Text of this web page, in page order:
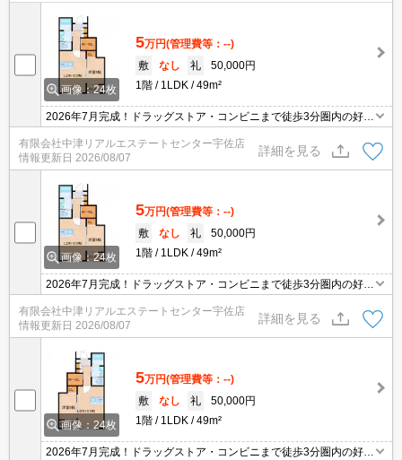
画像：24枚
5万円(管理費等：--)
敷
なし 礼
50,000円
1階
1LDK 49m²
2026年7月完成！ドラッグストア・コンビニまで徒歩3分圏内の好立
地！人気の対面キッチン♪インターネット無料（ルーターはご準備く
ださい）温水洗浄便座・TVモニターホン付き。サンルーム付きで雨
の日のお洗濯も安心です。
有限会社中津リアルエステートセンター宇佐店
情報更新日 2026/08/07
詳細を見る
画像：24枚
5万円(管理費等：--)
敷
なし 礼
50,000円
1階
1LDK 49m²
2026年7月完成！ドラッグストア・コンビニまで徒歩3分圏内の好立
地！人気の対面キッチン♪インターネット無料（ルーターはご準備く
ださい）温水洗浄便座・TVモニターホン付き。サンルーム付きで雨
の日のお洗濯も安心です。
有限会社中津リアルエステートセンター宇佐店
情報更新日 2026/08/07
詳細を見る
画像：24枚
5万円(管理費等：--)
敷
なし 礼
50,000円
1階
1LDK 49m²
2026年7月完成！ドラッグストア・コンビニまで徒歩3分圏内の好立